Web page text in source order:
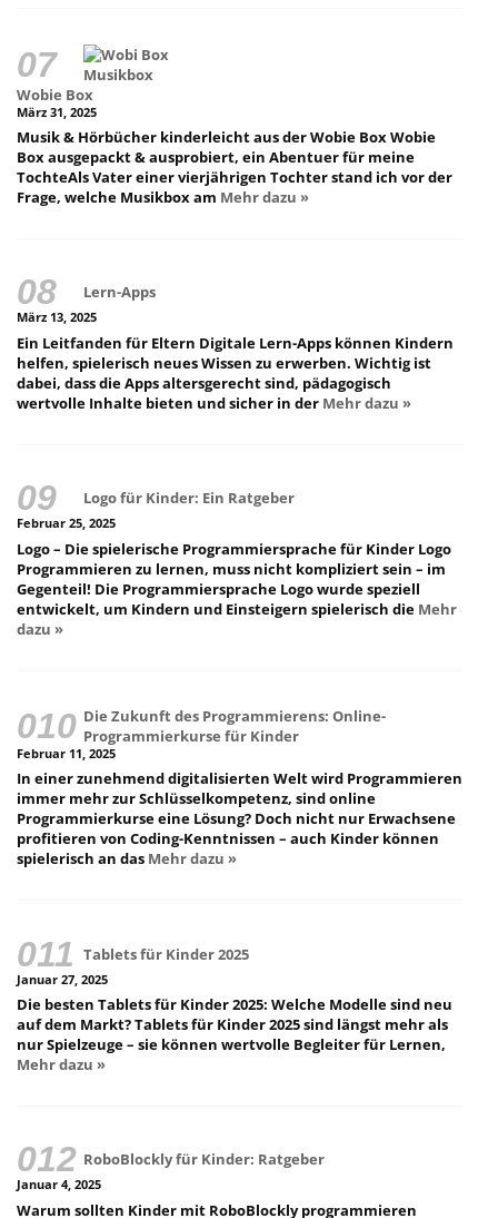
Wobie Box
März 31, 2025
Musik & Hörbücher kinderleicht aus der Wobie Box Wobie
Box ausgepackt & ausprobiert, ein Abentuer für meine
TochteAls Vater einer vierjährigen Tochter stand ich vor der
Frage, welche Musikbox am Mehr dazu »
Lern-Apps
März 13, 2025
Ein Leitfanden für Eltern Digitale Lern-Apps können Kindern
helfen, spielerisch neues Wissen zu erwerben. Wichtig ist
dabei, dass die Apps altersgerecht sind, pädagogisch
wertvolle Inhalte bieten und sicher in der Mehr dazu »
Logo für Kinder: Ein Ratgeber
Februar 25, 2025
Logo – Die spielerische Programmiersprache für Kinder Logo
Programmieren zu lernen, muss nicht kompliziert sein – im
Gegenteil! Die Programmiersprache Logo wurde speziell
entwickelt, um Kindern und Einsteigern spielerisch die Mehr
dazu »
Die Zukunft des Programmierens: Online-
Programmierkurse für Kinder
Februar 11, 2025
In einer zunehmend digitalisierten Welt wird Programmieren
immer mehr zur Schlüsselkompetenz, sind online
Programmierkurse eine Lösung? Doch nicht nur Erwachsene
profitieren von Coding-Kenntnissen – auch Kinder können
spielerisch an das Mehr dazu »
Tablets für Kinder 2025
Januar 27, 2025
Die besten Tablets für Kinder 2025: Welche Modelle sind neu
auf dem Markt? Tablets für Kinder 2025 sind längst mehr als
nur Spielzeuge – sie können wertvolle Begleiter für Lernen,
Mehr dazu »
RoboBlockly für Kinder: Ratgeber
Januar 4, 2025
Warum sollten Kinder mit RoboBlockly programmieren